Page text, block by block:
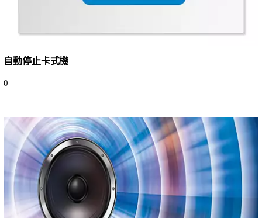
自動停止卡式機
0